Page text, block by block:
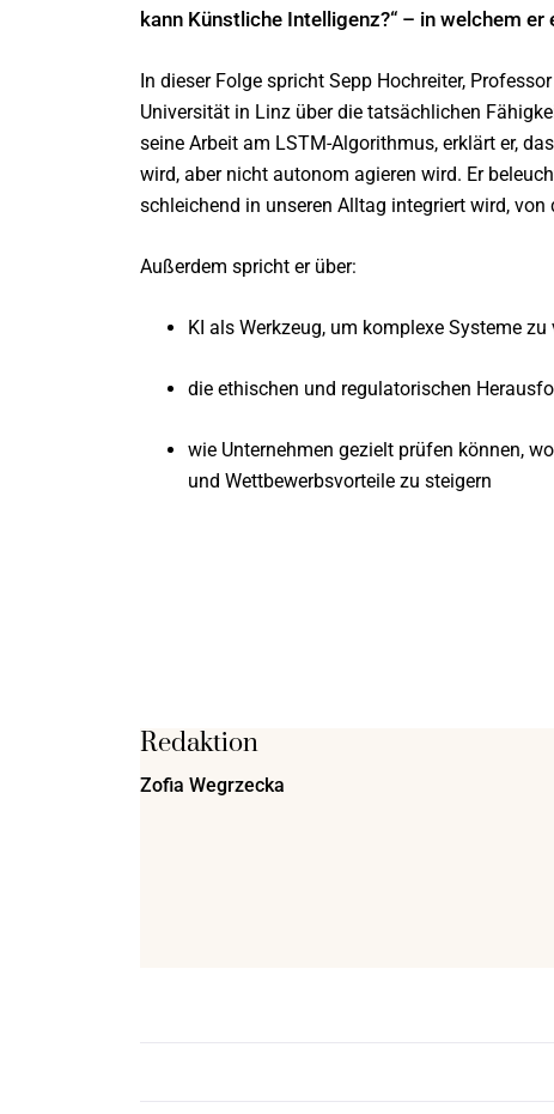
kann Künstliche Intelligenz?“ – in welchem
In dieser Folge spricht Sepp Hochreiter,
Universität in Linz über die tatsächlichen
seine Arbeit am LSTM-Algorithmus, erklärt er,
wird, aber nicht autonom agieren wird. Er
schleichend in unseren Alltag integriert wird,
Außerdem spricht er über:
KI als Werkzeug, um komplexe Systeme
die ethischen und regulatorischen
wie Unternehmen gezielt prüfen können,
und Wettbewerbsvorteile zu steigern
Redaktion
Zofia Wegrzecka